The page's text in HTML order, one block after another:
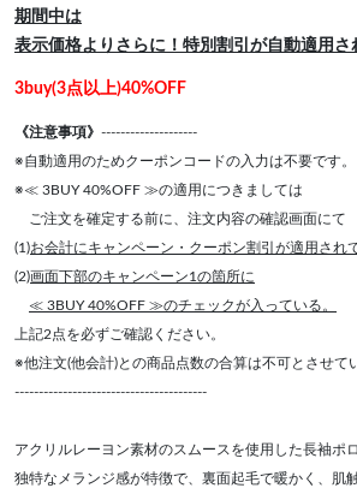
期間中は
表示価格よりさらに！特別割引が自動適用さ
3buy(3点以上)40%OFF
《注意事項》 --------------------
※自動適用のためクーポンコードの入力は不要です。
※≪ 3BUY 40%OFF ≫の適用につきましては
ご注文を確定する前に、注文内容の確認画面にて
(1)お会計にキャンペーン・クーポン割引が適用され
(2)画面下部のキャンペーン1の箇所に
≪ 3BUY 40%OFF ≫のチェックが入っている。
上記2点を必ずご確認ください。
※他注文(他会計)との商品点数の合算は不可とさせて
----------------------------------------
アクリルレーヨン素材のスムースを使用した長袖ポ
独特なメランジ感が特徴で、裏面起毛で暖かく、肌